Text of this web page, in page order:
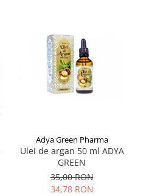
Adya Green Pharma
Ulei de argan 50 ml ADYA
GREEN
35,00 RON
34,78 RON